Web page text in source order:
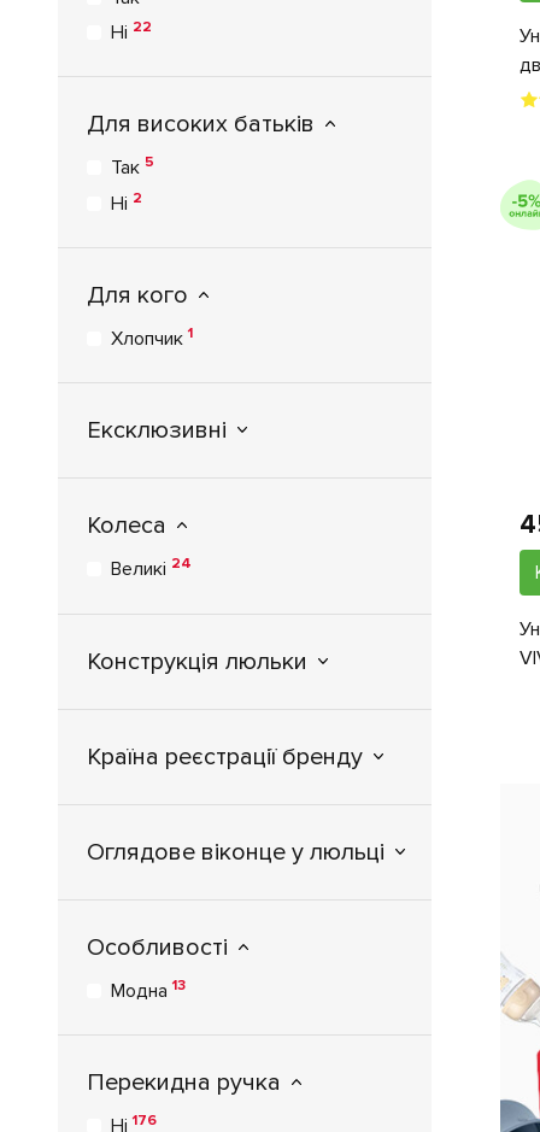
Ні 22
Для високих батьків
Так 5
Ні 2
Для кого
Хлопчик1
Ексклюзивні
Колеса
Великі 24
Конструкція люльки
Країна реєстрації бренду
Оглядове віконце у люльці
Особливості
Модна13
Перекидна ручка
Ні176